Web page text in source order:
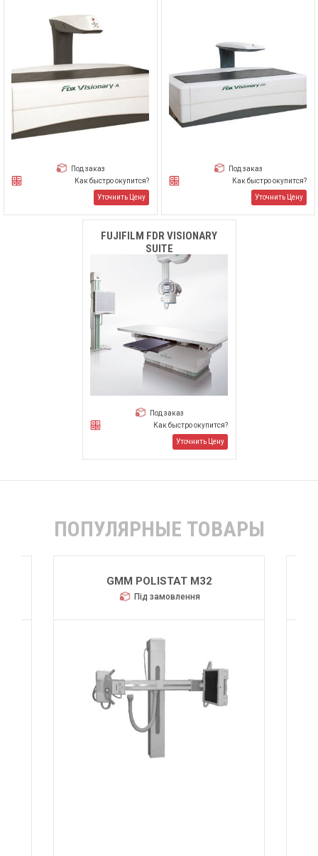
Под заказ
Как быстро окупится?
Уточнить Цену
Под заказ
Как быстро окупится?
Уточнить Цену
FUJIFILM FDR VISIONARY
SUITE
Под заказ
Как быстро окупится?
Уточнить Цену
ПОПУЛЯРНЫЕ ТОВАРЫ
ECORAY ECOVIEW 9
Під замовлення